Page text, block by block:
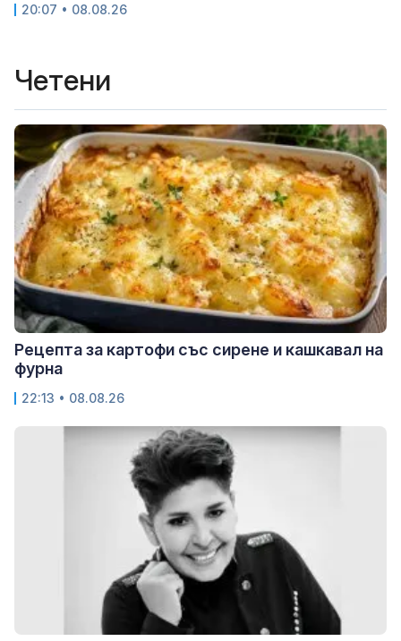
20:07 • 08.08.26
Четени
Рецепта за картофи със сирене и кашкавал на
фурна
22:13 • 08.08.26